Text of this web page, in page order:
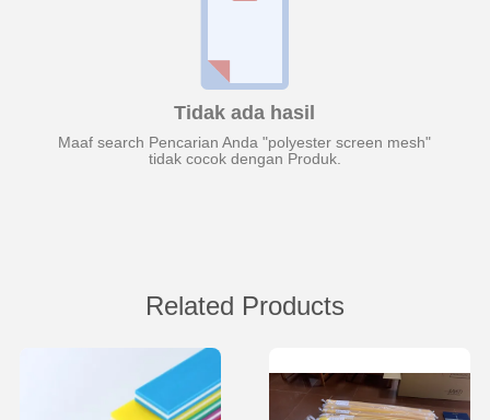
Tidak ada hasil
Maaf search Pencarian Anda "polyester screen mesh"
tidak cocok dengan Produk.
Related Products